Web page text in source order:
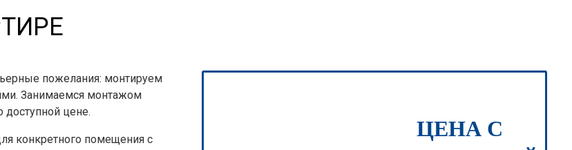
пожелания: монтируем
Занимаемся монтажом
доступной цене.
конкретного помещения с
ЦЕНА С